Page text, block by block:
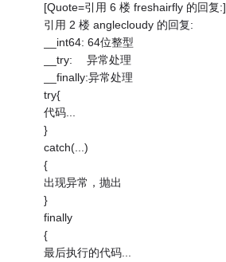
[Quote=引用 6 楼 freshairfly 的回复:]
引用 2 楼 anglecloudy 的回复:
__int64: 64位整型
__try: 异常处理
__finally:异常处理
try{
代码...
}
catch(...)
{
出现异常，抛出
}
finally
{
最后执行的代码...